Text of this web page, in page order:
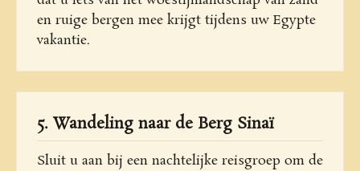
en ruige bergen mee krijgt tijdens uw Egypte
vakantie.
5. Wandeling naar de Berg Sinaï
Sluit u aan bij een nachtelijke reisgroep om de